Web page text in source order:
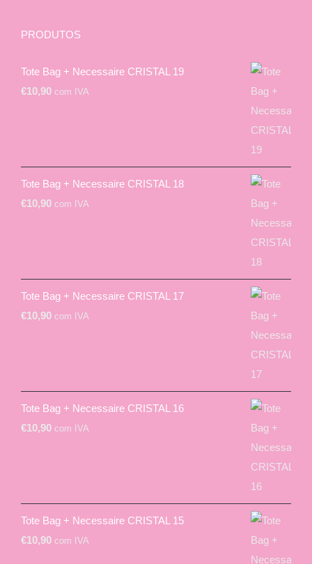
PRODUTOS
Tote Bag + Necessaire CRISTAL 19
€10,90 com IVA
Tote Bag + Necessaire CRISTAL 18
€10,90 com IVA
Tote Bag + Necessaire CRISTAL 17
€10,90 com IVA
Tote Bag + Necessaire CRISTAL 16
€10,90 com IVA
Tote Bag + Necessaire CRISTAL 15
€10,90 com IVA